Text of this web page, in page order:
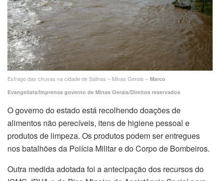
Estrago das chuvas na cidade de Salinas – Minas Gerais – Marco
Evangelista/Imprensa governo de Minas Gerais/Direitos reservados
O governo do estado está recolhendo doações de
alimentos não perecíveis, itens de higiene pessoal e
produtos de limpeza. Os produtos podem ser entregues
nos batalhões da Polícia Militar e do Corpo de Bombeiros.
Outra medida adotada foi a antecipação dos recursos do